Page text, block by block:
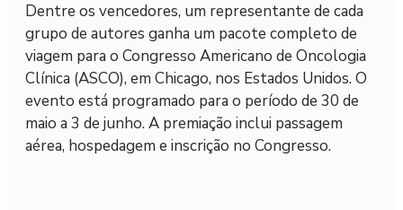
Dentre os vencedores, um representante de cada
grupo de autores ganha um pacote completo de
viagem para o Congresso Americano de Oncologia
Clínica (ASCO), em Chicago, nos Estados Unidos. O
evento está programado para o período de 30 de
maio a 3 de junho. A premiação inclui passagem
aérea, hospedagem e inscrição no Congresso.